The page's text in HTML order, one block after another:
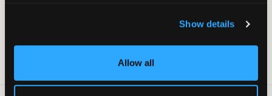
Show details
Allow all
Farge: Ivy Green/With Stripe